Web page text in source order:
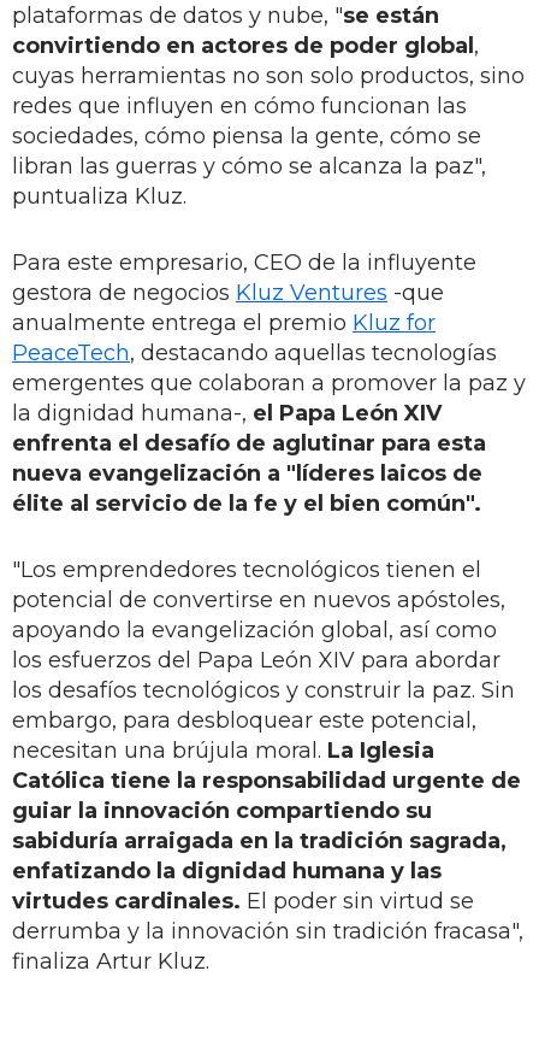
plataformas de datos y nube, "se están
convirtiendo en actores de poder global ,
cuyas herramientas no son solo productos, sino
redes que influyen en cómo funcionan las
sociedades, cómo piensa la gente, cómo se
libran las guerras y cómo se alcanza la paz",
puntualiza Kluz.
Para este empresario, CEO de la influyente
gestora de negocios Kluz Ventures -que
anualmente entrega el premio Kluz for
PeaceTech, destacando aquellas tecnologías
emergentes que colaboran a promover la paz y
la dignidad humana-, el Papa León XIV
enfrenta el desafío de aglutinar para esta
nueva evangelización a "líderes laicos de
élite al servicio de la fe y el bien común".
"Los emprendedores tecnológicos tienen el
potencial de convertirse en nuevos apóstoles,
apoyando la evangelización global, así como
los esfuerzos del Papa León XIV para abordar
los desafíos tecnológicos y construir la paz. Sin
embargo, para desbloquear este potencial,
necesitan una brújula moral. La Iglesia
Católica tiene la responsabilidad urgente de
guiar la innovación compartiendo su
sabiduría arraigada en la tradición sagrada,
enfatizando la dignidad humana y las
virtudes cardinales. El poder sin virtud se
derrumba y la innovación sin tradición fracasa",
finaliza Artur Kluz.